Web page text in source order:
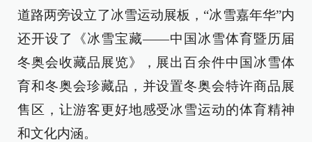
道路两旁设立了冰雪运动展板，“冰雪嘉年华”内
还开设了《冰雪宝藏——中国冰雪体育暨历届
冬奥会收藏品展览》，展出百余件中国冰雪体
育和冬奥会珍藏品，并设置冬奥会特许商品展
售区，让游客更好地感受冰雪运动的体育精神
和文化内涵。